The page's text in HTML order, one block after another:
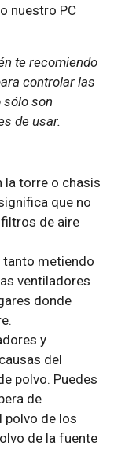
nuestro PC
te recomiendo
controlar las
sólo son
de usar.
la torre o chasis
que no
de aire
tanto metiendo
ventiladores
donde
y
del
polvo. Puedes
de
polvo de los
de la fuente